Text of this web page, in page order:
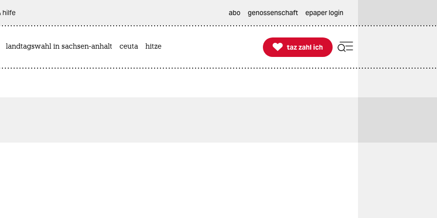
hilfe abo genossenschaft epaper login
landtagswahl in sachsen-anhalt ceuta hitze 
taz zahl ich
taz zahl ich